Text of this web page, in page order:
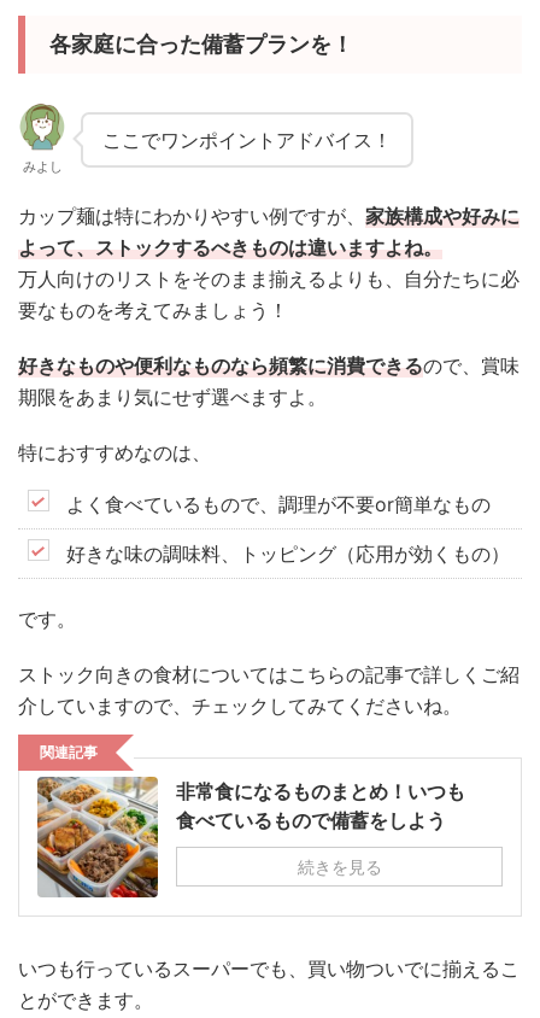
各家庭に合った備蓄プランを！
みよし
ここでワンポイントアドバイス！
カップ麺は特にわかりやすい例ですが、 家族構成や好みに
よって、ストックするべきものは違いますよね。
万人向けのリストをそのまま揃えるよりも、自分たちに必
要なものを考えてみましょう！
好きなものや便利なものなら頻繁に消費できるので、賞味
期限をあまり気にせず選べますよ。
特におすすめなのは、
よく食べているもので、調理が不要or簡単なもの
好きな味の調味料、トッピング（応用が効くもの）
です。
ストック向きの食材についてはこちらの記事で詳しくご紹
介していますので、チェックしてみてくださいね。
関連記事
非常食になるものまとめ！いつも
食べているもので備蓄をしよう
続きを見る
いつも行っているスーパーでも、買い物ついでに揃えるこ
とができます。